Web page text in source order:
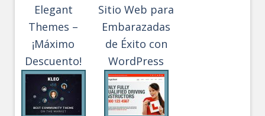
Elegant
Themes –
¡Máximo
Descuento!
Sitio Web para
Embarazadas
de Éxito con
WordPress